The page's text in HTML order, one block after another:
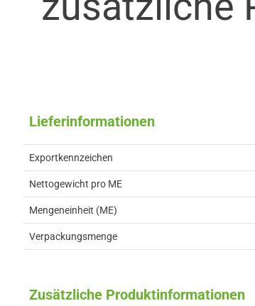
Lieferinformationen
Exportkennzeichen
Nettogewicht pro ME
Mengeneinheit (ME)
Verpackungsmenge
Zusätzliche Produktinformationen